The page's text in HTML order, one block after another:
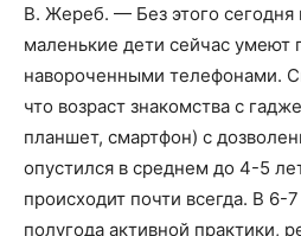
В. Жереб. — Без этого
маленькие дети сейчас умеют
навороченными телефонами.
что возраст знакомства с
планшет, смартфон) с
опустился в среднем до 4-5
происходит почти всегда. В 6-
полугода активной практики,